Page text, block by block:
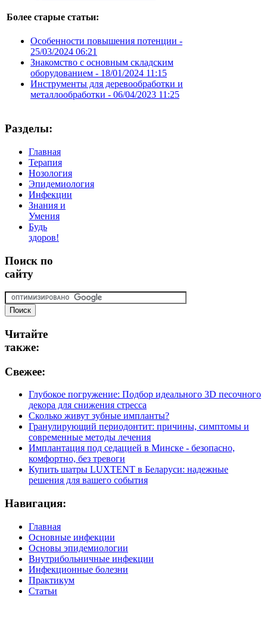
Более старые статьи:
Особенности повышения потенции -
25/03/2024 06:21
Знакомство с основным складским
оборудованием - 18/01/2024 11:15
Инструменты для деревообработки и
металлообработки - 06/04/2023 11:25
Разделы:
Главная
Терапия
Нозология
Эпидемиология
Инфекции
Знания и
Умения
Будь
здоров!
Поиск по
сайту
Читайте
также:
Свежее:
Глубокое погружение: Подбор идеального 3D песочного
декора для снижения стресса
Сколько живут зубные импланты?
Гранулирующий периодонтит: причины, симптомы и
современные методы лечения
Имплантация под седацией в Минске - безопасно,
комфортно, без тревоги
Купить шатры LUXTENT в Беларуси: надежные
решения для вашего события
Навигация:
Главная
Основные инфекции
Основы эпидемиологии
Внутрибольничные инфекции
Инфекционные болезни
Практикум
Статьи